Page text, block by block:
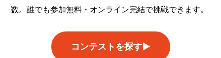
数。誰でも参加無料・オンライン完結で挑戦できます。
コンテストを探す▶︎